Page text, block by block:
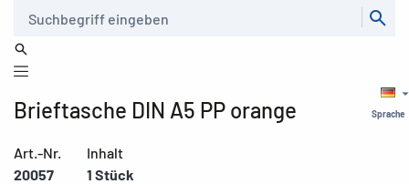
Sprache
Brieftasche DIN A5 PP orange
Art.-Nr.
20057
Inhalt
1 Stück